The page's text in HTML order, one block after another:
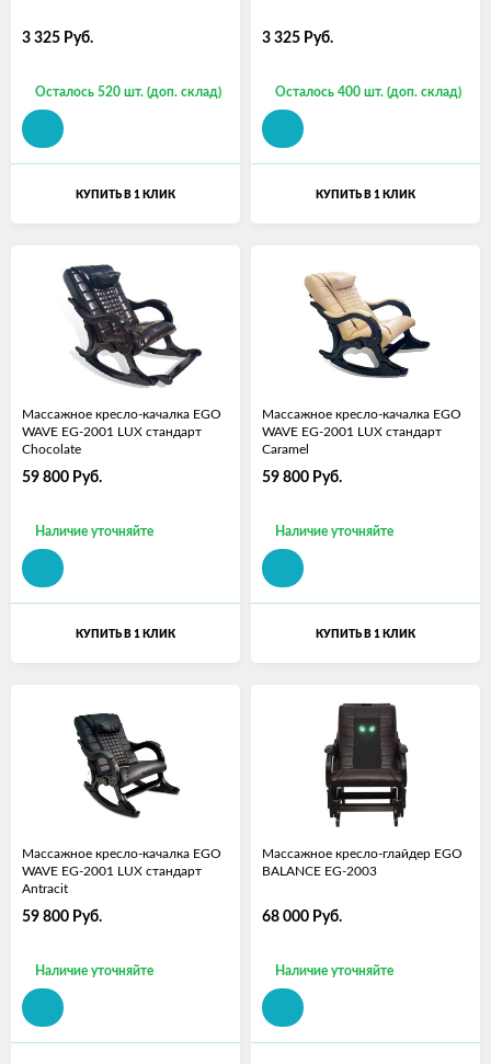
3 325 Руб.
Осталось 520 шт. (доп. склад)
КУПИТЬ В 1 КЛИК
3 325 Руб.
Осталось 400 шт. (доп. склад)
КУПИТЬ В 1 КЛИК
Массажное кресло-качалка EGO
WAVE EG-2001 LUX стандарт
Chocolate
59 800 Руб.
Наличие уточняйте
КУПИТЬ В 1 КЛИК
Массажное кресло-качалка EGO
WAVE EG-2001 LUX стандарт
Caramel
59 800 Руб.
Наличие уточняйте
КУПИТЬ В 1 КЛИК
Массажное кресло-качалка EGO
WAVE EG-2001 LUX стандарт
Antracit
59 800 Руб.
Наличие уточняйте
Массажное кресло-глайдер EGO
BALANCE EG-2003
68 000 Руб.
Наличие уточняйте